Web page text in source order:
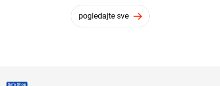
pogledajte sve